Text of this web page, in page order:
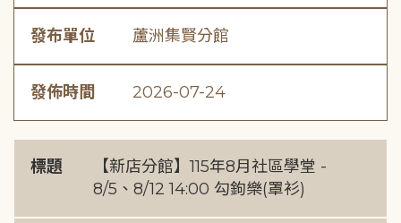
發布單位 蘆洲集賢分館
發佈時間 2026-07-24
標題
【新店分館】115年8月社區學堂 -
8/5、8/12 14:00 勾鉤樂(罩衫)